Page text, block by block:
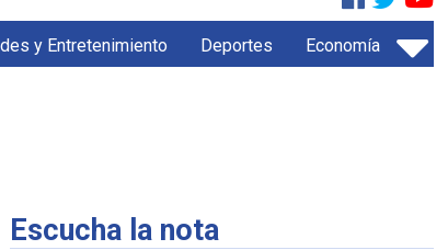
y Entretenimiento Deportes Economía
Escucha la nota